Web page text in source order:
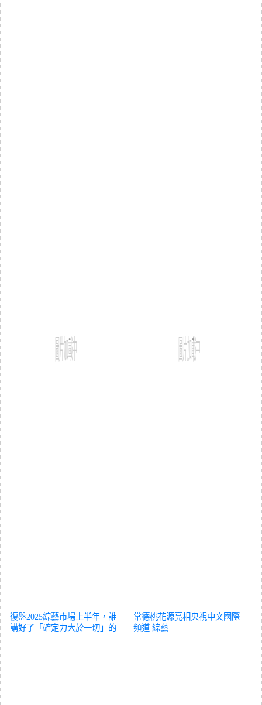
復盤2025綜藝市場上半年，誰
講好了「確定力大於一切」的
常德桃花源亮相央視中文國際
頻道 綜藝